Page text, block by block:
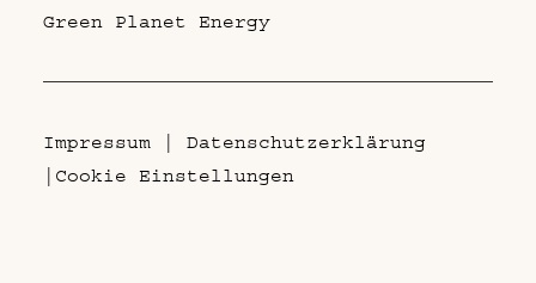
Green Planet Energy
Impressum
Datenschutzerklärung
Cookie Einstellungen